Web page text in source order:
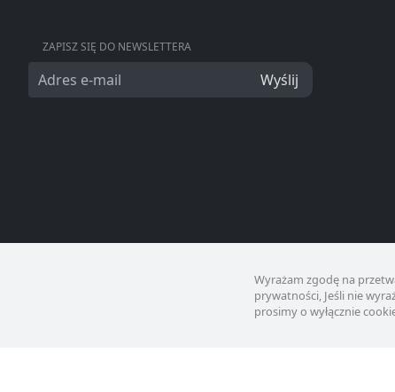
Wyrażam zgodę na
prywatności, Jeśli nie
prosimy o wyłącznie
ZAPISZ SIĘ DO NEWSLETTERA
Wyślij